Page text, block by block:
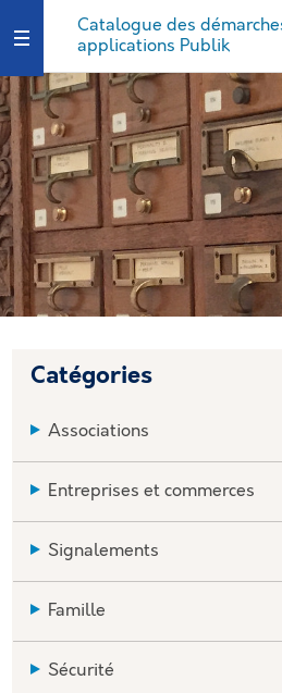
Catalogue des
applications Publik
Ouvrir le menu
Catégories
Associations
Entreprises et commerces
Signalements
Famille
Sécurité